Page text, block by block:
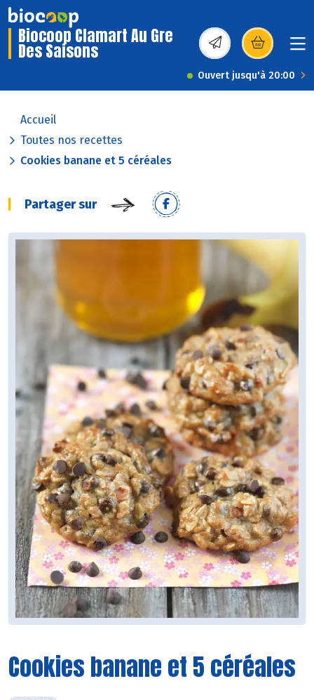
Biocoop Clamart Au Gre
Des Saisons (s’ouvre dans une
Ouvert jusqu'à 20:00
Accueil
Toutes nos recettes
Cookies banane et 5 céréales
Partager sur
Cookies banane et 5 céréales